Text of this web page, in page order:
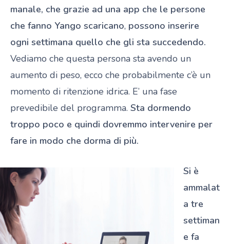
manale, che grazie ad una app che le persone
che fanno Yango scaricano, possono inserire
ogni settimana quello che gli sta succedendo.
Vediamo che questa persona sta avendo un
aumento di peso, ecco che probabilmente c’è un
momento di ritenzione idrica. E’ una fase
prevedibile del programma. Sta dormendo
troppo poco e quindi dovremmo intervenire per
fare in modo che dorma di più.
Si è
ammalat
a tre
settiman
e fa